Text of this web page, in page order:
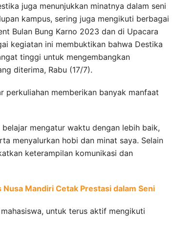
juga menunjukkan minatnya dalam seni
kampus, sering juga mengikuti berbagai
Bulan Bung Karno 2023 dan di Upacara
kegiatan ini membuktikan bahwa Destika
tinggi untuk mengembangkan
diterima, Rabu (17/7).
perkuliahan memberikan banyak manfaat
mengatur waktu dengan lebih baik,
menyalurkan hobi dan minat saya. Selain
keterampilan komunikasi dan
Mandiri Cetak Prestasi dalam Seni
untuk terus aktif mengikuti